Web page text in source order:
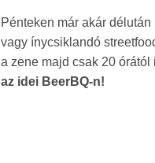
Pénteken már akár
vagy ínycsiklandó
a zene majd csak 20
az idei BeerBQ-n!